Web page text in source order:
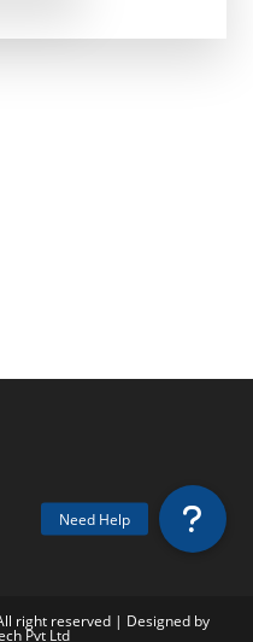
right reserved | Designed by
Pvt Ltd